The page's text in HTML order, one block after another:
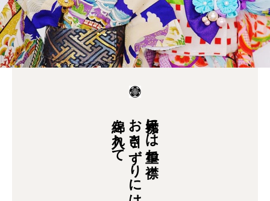
襟元には重ね襟
お引きずりには
綿を入れて